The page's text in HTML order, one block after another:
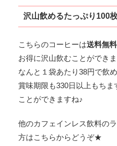
沢山飲めるたっぷり100
こちらのコーヒーは送料無料
お得に沢山飲むことができま
なんと１袋あたり38円で飲
賞味期限も330日以上もち
ことができますね♪
他のカフェインレス飲料の
方はこちらからどうぞ★